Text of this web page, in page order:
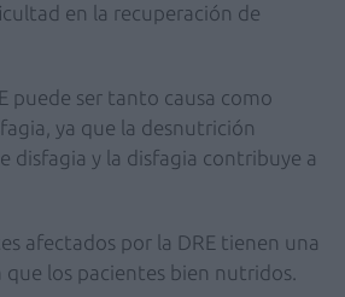
en la recuperación de
puede ser tanto causa como
ya que la desnutrición
disfagia y la disfagia contribuye a
afectados por la DRE tienen una
los pacientes bien nutridos.